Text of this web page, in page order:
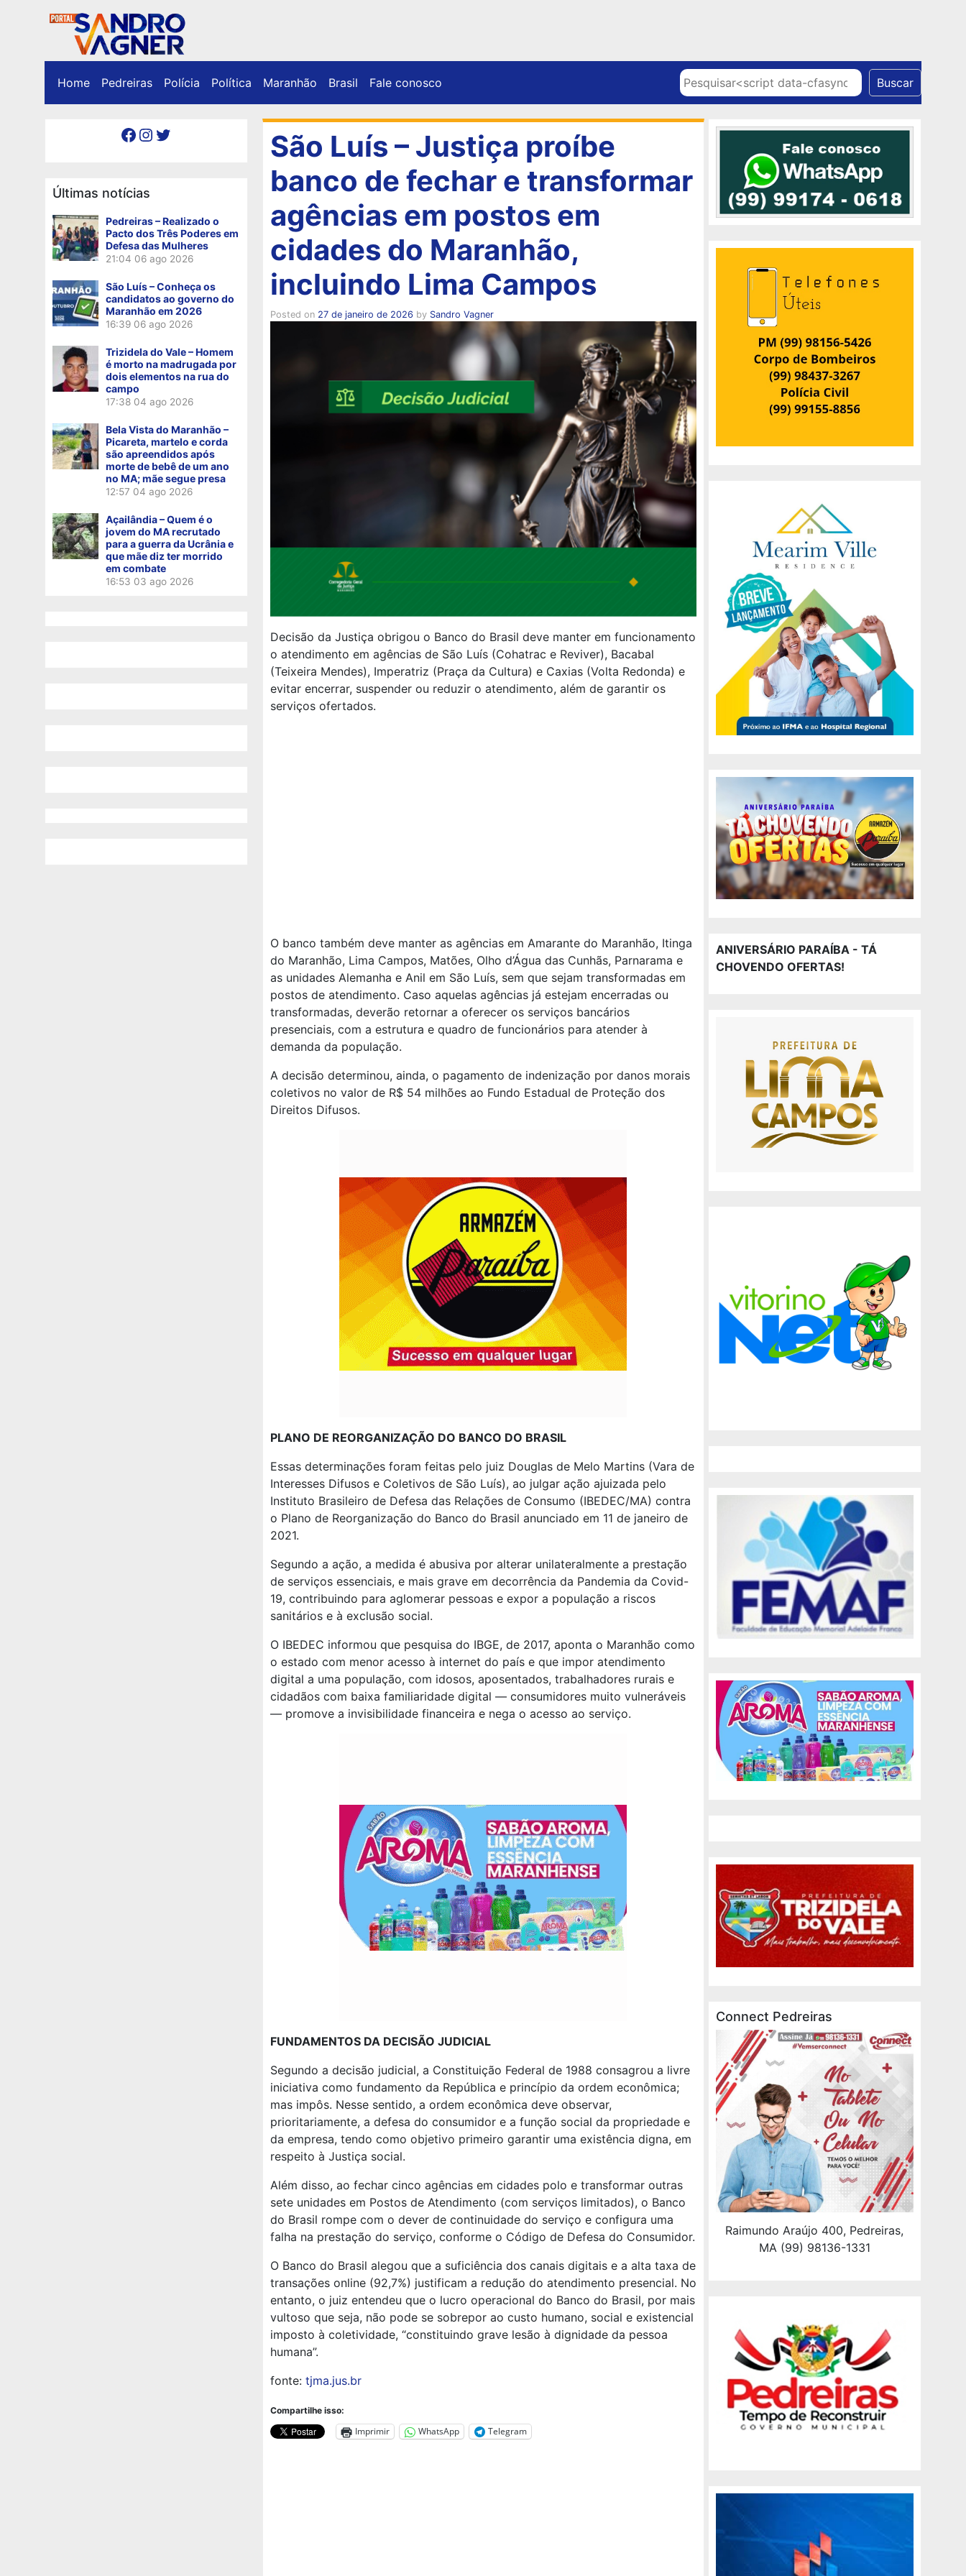
Home Pedreiras Polícia Política Maranhão Brasil Fale conosco Pesquisar Buscar
Facebook Instagram Twitter
Últimas notícias
Pedreiras – Realizado o
Pacto dos Três Poderes em
Defesa das Mulheres
21:04 06 ago 2026
São Luís – Conheça os
candidatos ao governo do
Maranhão em 2026
16:39 06 ago 2026
Trizidela do Vale – Homem
é morto na madrugada por
dois elementos na rua do
campo
17:38 04 ago 2026
Bela Vista do Maranhão –
Picareta, martelo e corda
são apreendidos após
morte de bebê de um ano
no MA; mãe segue presa
12:57 04 ago 2026
Açailândia – Quem é o
jovem do MA recrutado
para a guerra da Ucrânia e
que mãe diz ter morrido
em combate
16:53 03 ago 2026
São Luís – Justiça proíbe
banco de fechar e transformar
agências em postos em
cidades do Maranhão,
incluindo Lima Campos
Posted on 27 de janeiro de 2026 by Sandro Vagner
Decisão da Justiça obrigou o Banco do Brasil deve manter em funcionamento
o atendimento em agências de São Luís (Cohatrac e Reviver), Bacabal
(Teixeira Mendes), Imperatriz (Praça da Cultura) e Caxias (Volta Redonda) e
evitar encerrar, suspender ou reduzir o atendimento, além de garantir os
serviços ofertados.
O banco também deve manter as agências em Amarante do Maranhão, Itinga
do Maranhão, Lima Campos, Matões, Olho d’Água das Cunhãs, Parnarama e
as unidades Alemanha e Anil em São Luís, sem que sejam transformadas em
postos de atendimento. Caso aquelas agências já estejam encerradas ou
transformadas, deverão retornar a oferecer os serviços bancários
presenciais, com a estrutura e quadro de funcionários para atender à
demanda da população.
A decisão determinou, ainda, o pagamento de indenização por danos morais
coletivos no valor de R$ 54 milhões ao Fundo Estadual de Proteção dos
Direitos Difusos.
PLANO DE REORGANIZAÇÃO DO BANCO DO BRASIL
Essas determinações foram feitas pelo juiz Douglas de Melo Martins (Vara de
Interesses Difusos e Coletivos de São Luís), ao julgar ação ajuizada pelo
Instituto Brasileiro de Defesa das Relações de Consumo (IBEDEC/MA) contra
o Plano de Reorganização do Banco do Brasil anunciado em 11 de janeiro de
2021.
Segundo a ação, a medida é abusiva por alterar unilateralmente a prestação
de serviços essenciais, e mais grave em decorrência da Pandemia da Covid-
19, contribuindo para aglomerar pessoas e expor a população a riscos
sanitários e à exclusão social.
O IBEDEC informou que pesquisa do IBGE, de 2017, aponta o Maranhão como
o estado com menor acesso à internet do país e que impor atendimento
digital a uma população, com idosos, aposentados, trabalhadores rurais e
cidadãos com baixa familiaridade digital — consumidores muito vulneráveis
— promove a invisibilidade financeira e nega o acesso ao serviço.
FUNDAMENTOS DA DECISÃO JUDICIAL
Segundo a decisão judicial, a Constituição Federal de 1988 consagrou a livre
iniciativa como fundamento da República e princípio da ordem econômica;
mas impôs. Nesse sentido, a ordem econômica deve observar,
prioritariamente, a defesa do consumidor e a função social da propriedade e
da empresa, tendo como objetivo primeiro garantir uma existência digna, em
respeito à Justiça social.
Além disso, ao fechar cinco agências em cidades polo e transformar outras
sete unidades em Postos de Atendimento (com serviços limitados), o Banco
do Brasil rompe com o dever de continuidade do serviço e configura uma
falha na prestação do serviço, conforme o Código de Defesa do Consumidor.
O Banco do Brasil alegou que a suficiência dos canais digitais e a alta taxa de
transações online (92,7%) justificam a redução do atendimento presencial. No
entanto, o juiz entendeu que o lucro operacional do Banco do Brasil, por mais
vultoso que seja, não pode se sobrepor ao custo humano, social e existencial
imposto à coletividade, “constituindo grave lesão à dignidade da pessoa
humana”.
fonte: tjma.jus.br
Compartilhe isso:
Imprimir WhatsApp Telegram
ANIVERSÁRIO PARAÍBA - TÁ
CHOVENDO OFERTAS!
Connect Pedreiras
Raimundo Araújo 400, Pedreiras,
MA (99) 98136-1331